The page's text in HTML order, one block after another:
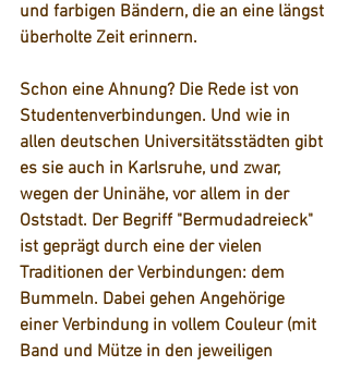
und farbigen Bändern, die an eine längst
überholte Zeit erinnern.
Schon eine Ahnung? Die Rede ist von
Studentenverbindungen. Und wie in
allen deutschen Universitätsstädten gibt
es sie auch in Karlsruhe, und zwar,
wegen der Uninähe, vor allem in der
Oststadt. Der Begriff "Bermudadreieck"
ist geprägt durch eine der vielen
Traditionen der Verbindungen: dem
Bummeln. Dabei gehen Angehörige
einer Verbindung in vollem Couleur (mit
Band und Mütze in den jeweiligen